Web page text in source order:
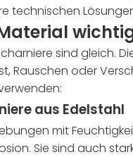
technischen
sind gleich.
Rauschen oder
aus Edelstahl
mit
Sie sind auch